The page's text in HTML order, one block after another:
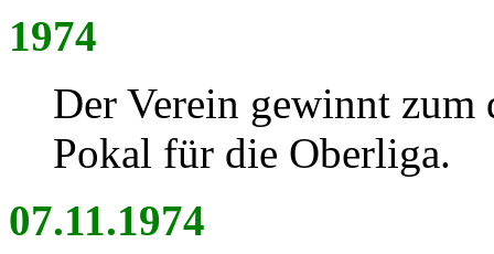
1974
Der Verein gewinnt
Pokal für die Oberliga.
07.11.1974